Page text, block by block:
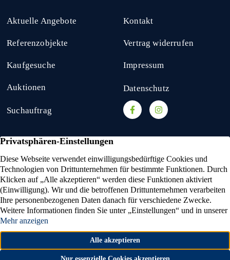
Aktuelle Angebote
Referenzobjekte
Kaufgesuche
Auktionen
Suchauftrag
Kontakt
Vertrag widerrufen
Impressum
Datenschutz
amarc21 Immobilien hat4,53von5Sternen
2336Bewertungen auf ProvenExpert.com
Eigenjagd verkaufen
Reitanlage verkaufen
Wald verkaufen
Ackerland verkaufen
Reiterhof verkaufen
Bauernhof verkaufen